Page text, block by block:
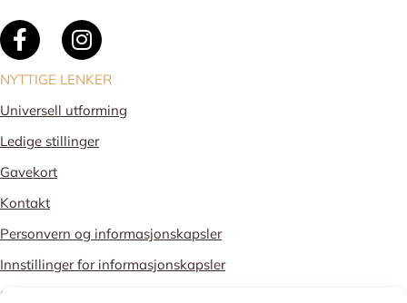
NYTTIGE LENKER
Universell utforming
Ledige stillinger
Gavekort
Kontakt
Personvern og informasjonskapsler
Innstillinger for informasjonskapsler
STOLT MEDLEM